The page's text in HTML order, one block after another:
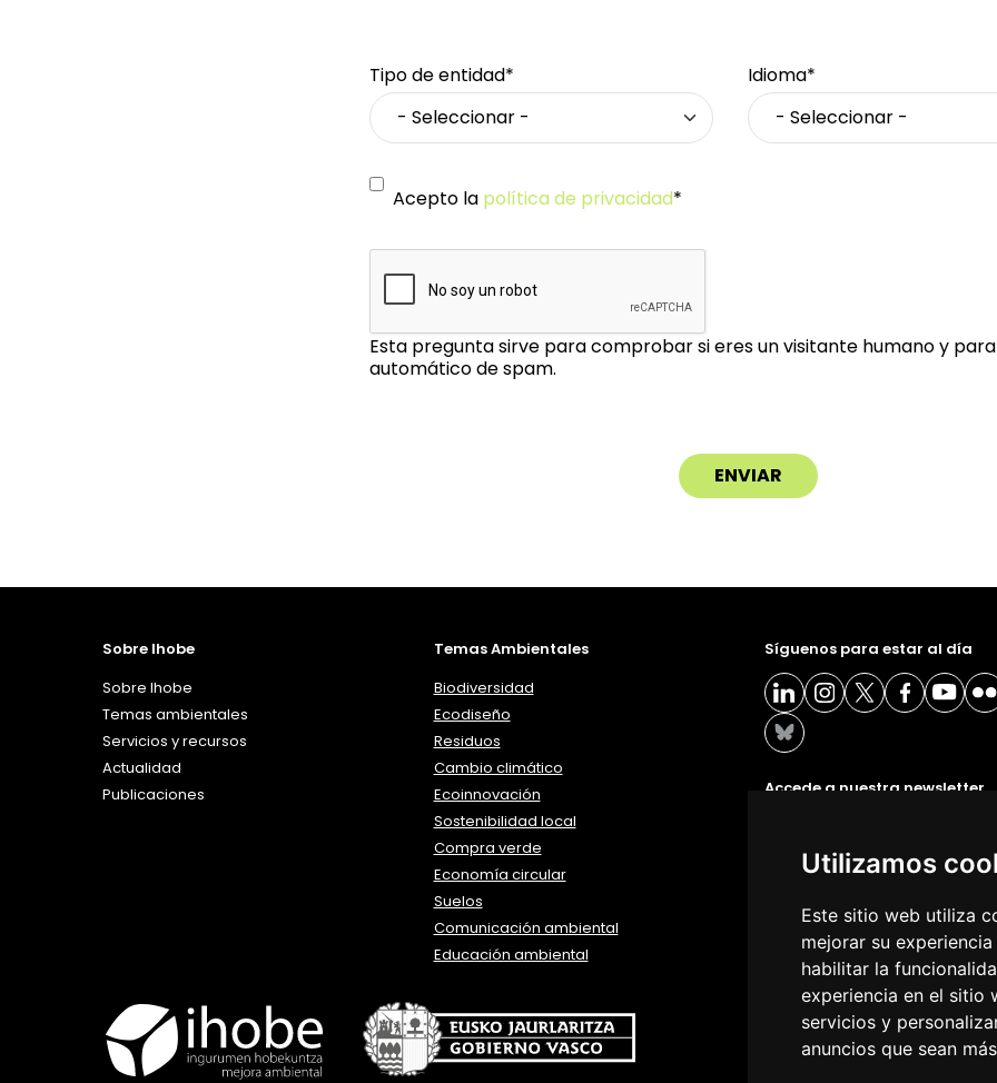
Utilizamos
Este sitio web utiliza
mejorar su
habilitar la
experiencia en el sitio
servicios y
anuncios que sean
Tipo de entidad* Idioma*
Acepto la política de privacidad*
Esta pregunta sirve para comprobar si eres un visitante humano y
automático de spam.
Sobre Ihobe
Sobre Ihobe
Temas ambientales
Servicios y recursos
Actualidad
Publicaciones
Temas Ambientales
Biodiversidad
Ecodiseño
Residuos
Cambio climático
Ecoinnovación
Sostenibilidad local
Compra verde
Economía circular
Suelos
Comunicación ambiental
Educación ambiental
Síguenos para estar al día
Accede a nuestra newsletter